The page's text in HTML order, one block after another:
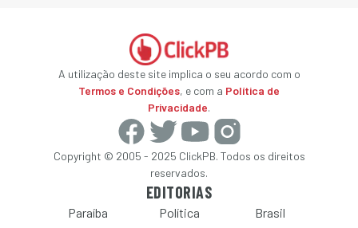
A utilização deste site implica o seu acordo com o
Termos e Condições, e com a Política de
Privacidade.
Copyright © 2005 - 2025 ClickPB. Todos os direitos
reservados.
EDITORIAS
Paraíba Política
Brasil